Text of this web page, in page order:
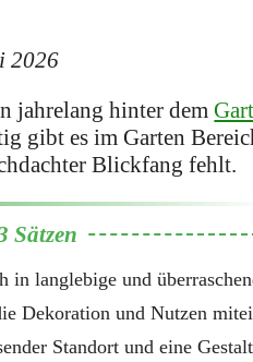
2026
jahrelang hinter dem
gibt es im Garten
Blickfang fehlt.
in langlebige und
Dekoration und Nutzen
Standort und eine